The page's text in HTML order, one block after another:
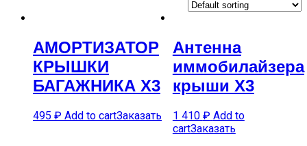
АМОРТИЗАТОР
КРЫШКИ
БАГАЖНИКА X3
495 ₽ Add to cartЗаказать
Антенна
иммобилайзера
крыши X3
1 410 ₽ Add to
cartЗаказать